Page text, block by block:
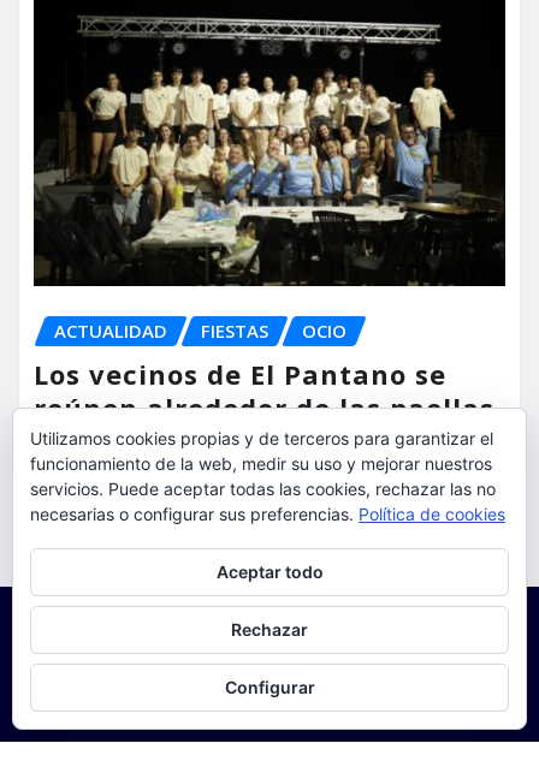
ACTUALIDAD FIESTAS OCIO
Los vecinos de El Pantano se
reúnen alrededor de las paellas
para celebrar sus fiestas
torrent al dia Ago 9, 2026
Utilizamos cookies propias y de terceros para garantizar el
funcionamiento de la web, medir su uso y mejorar nuestros
servicios. Puede aceptar todas las cookies, rechazar las no
necesarias o configurar sus preferencias. Política de cookies
Aceptar todo
Rechazar
Configurar
Para obtener más información, incluido cómo gestionar las cookies,